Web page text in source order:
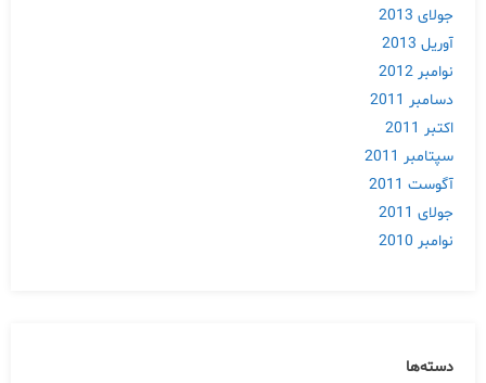
جولای 2013
آوریل 2013
نوامبر 2012
دسامبر 2011
اکتبر 2011
سپتامبر 2011
آگوست 2011
جولای 2011
نوامبر 2010
دسته‌ها